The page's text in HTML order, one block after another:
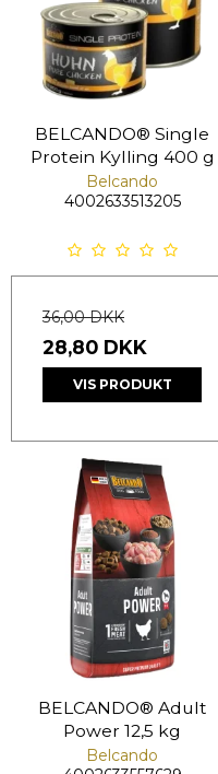
BELCANDO® Single
Protein Kylling 400 g
Belcando
4002633513205
36,00 DKK
28,80 DKK
VIS PRODUKT
BELCANDO® Adult
Power 12,5 kg
Belcando